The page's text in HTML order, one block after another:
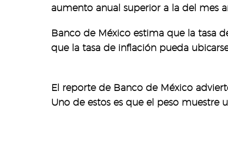
aumento anual superior a la del mes
Banco de México estima que la tasa
que la tasa de inflación pueda
El reporte de Banco de México
Uno de estos es que el peso muestre